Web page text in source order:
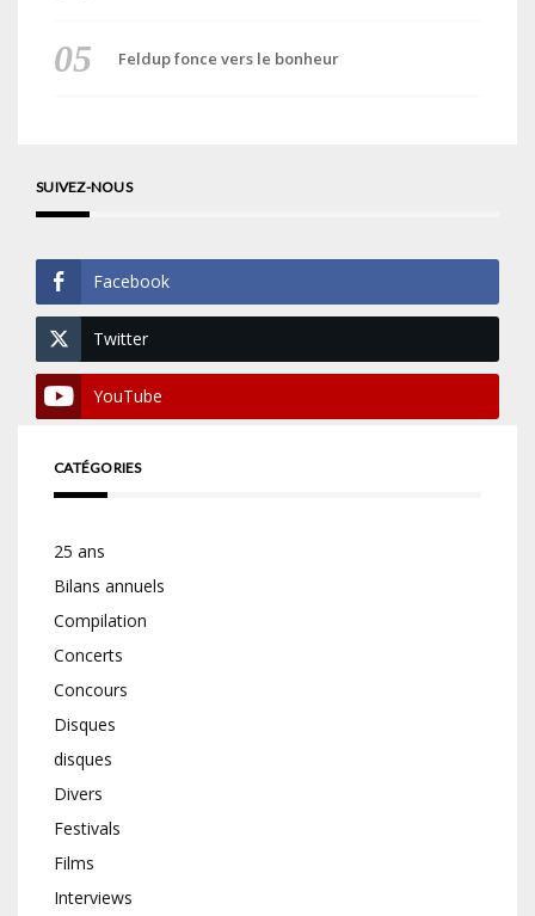
Feldup fonce vers le bonheur
SUIVEZ-NOUS
Facebook
Twitter
YouTube
CATÉGORIES
25 ans
Bilans annuels
Compilation
Concerts
Concours
Disques
disques
Divers
Festivals
Films
Interviews